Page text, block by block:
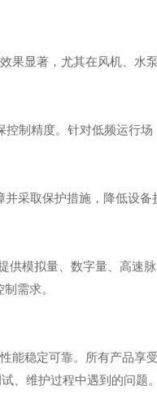
果显著，尤其在风机、水
控制精度。针对低频运行场
采取保护措施，降低设备
供模拟量、数字量、高速
需求。
能稳定可靠。所有产品享
、维护过程中遇到的问题。